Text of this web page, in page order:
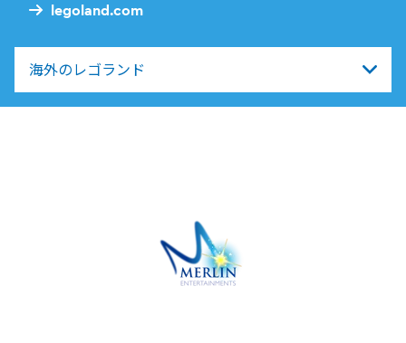
legoland.com
海外のレゴランド